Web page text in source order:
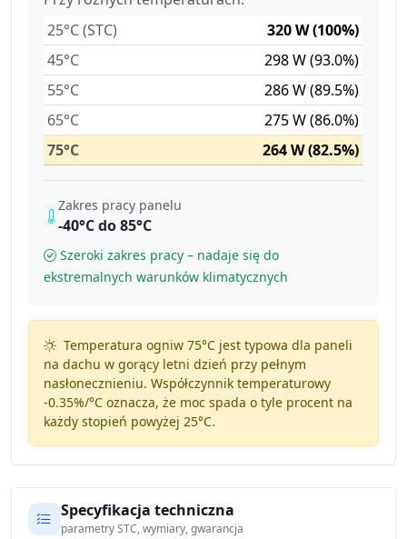
25°C (STC)
320 W (100%)
45°C
298 W (93.0%)
55°C
286 W (89.5%)
65°C
275 W (86.0%)
75°C
264 W (82.5%)
Zakres pracy panelu
-40°C do 85°C
Szeroki zakres pracy – nadaje się do
ekstremalnych warunków klimatycznych
Temperatura ogniw 75°C jest typowa dla paneli
na dachu w gorący letni dzień przy pełnym
nasłonecznieniu. Współczynnik temperaturowy
-0.35%/°Coznacza, że moc spada o tyle procent na
każdy stopień powyżej 25°C.
Specyfikacja techniczna
parametry STC, wymiary, gwarancja